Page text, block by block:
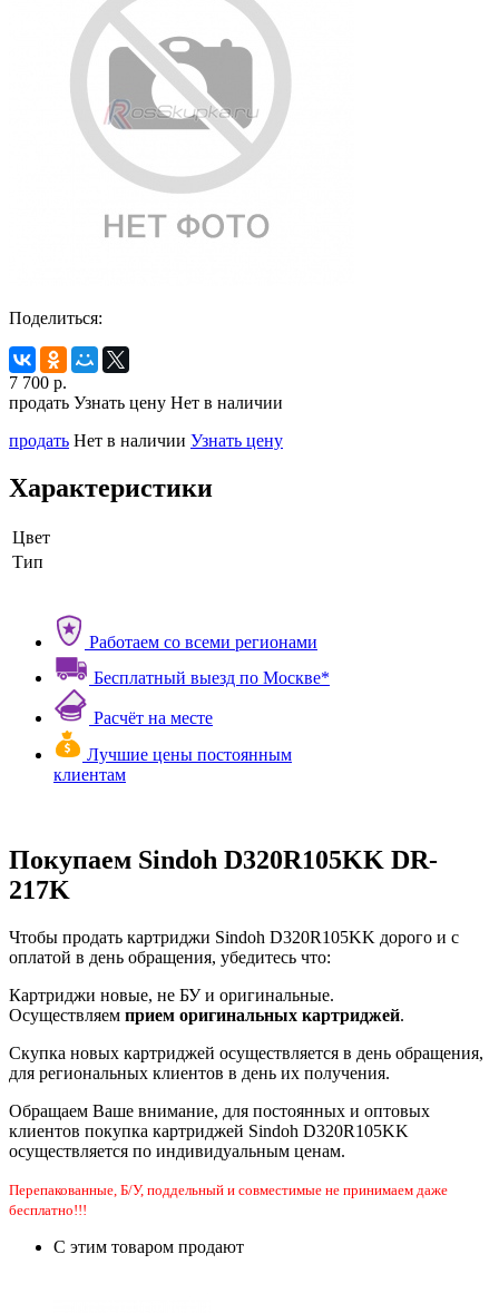
Поделиться:
7 700 р.
продать Узнать цену Нет в наличии
продать Нет в наличии Узнать цену
Характеристики
Цвет
Тип
Работаем со всеми регионами
Бесплатный выезд по Москве*
Расчёт на месте
Лучшие цены постоянным
клиентам
Покупаем Sindoh D320R105KK DR-
217K
Чтобы продать картриджи Sindoh D320R105KK дорого и с
оплатой в день обращения, убедитесь что:
Картриджи новые, не БУ и оригинальные.
Осуществляем прием оригинальных картриджей.
Скупка новых картриджей осуществляется в день обращения,
для региональных клиентов в день их получения.
Обращаем Ваше внимание, для постоянных и оптовых
клиентов покупка картриджей Sindoh D320R105KK
осуществляется по индивидуальным ценам.
Перепакованные, Б/У, поддельный и совместимые не принимаем даже
бесплатно!!!
С этим товаром продают